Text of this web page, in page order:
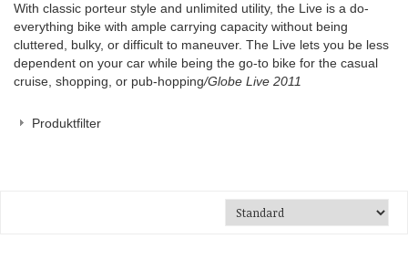
With classic porteur style and unlimited utility, the Live is a do-
everything bike with ample carrying capacity without being
cluttered, bulky, or difficult to maneuver. The Live lets you be less
dependent on your car while being the go-to bike for the casual
cruise, shopping, or pub-hopping/Globe Live 2011
Produktfilter